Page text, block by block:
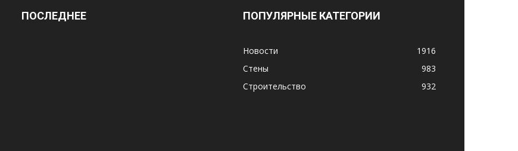
ПОСЛЕДНЕЕ ПОПУЛЯРНЫЕ КАТЕГОРИИ
Новости
1916
Стены
983
Строительство
932